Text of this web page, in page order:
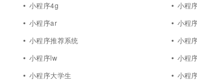
小程序4g
小程
小程序ar
小程
小程序推荐系统
小程
小程序lw
小程
小程序大学生
小程